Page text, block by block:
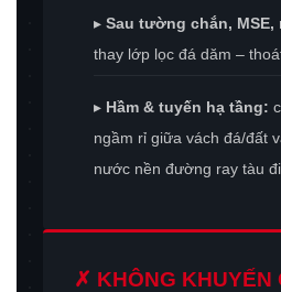
▸Sau tường chắn, MSE,
thay lớp lọc đá dăm –
▸ Hầm & tuyến hạ tầng:
ngầm rỉ giữa vách đá/đất
nước nền đường ray tàu
✗ KHÔNG KHUYẾN